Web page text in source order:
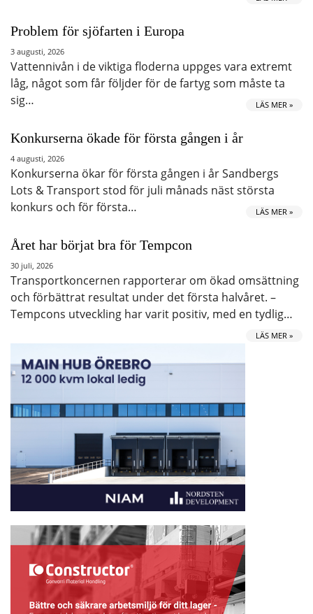
Problem för sjöfarten i Europa
3 augusti, 2026
Vattennivån i de viktiga floderna uppges vara extremt
låg, något som får följder för de fartyg som måste ta
sig…
LÄS MER »
Konkurserna ökade för första gången i år
4 augusti, 2026
Konkurserna ökar för första gången i år Sandbergs
Lots & Transport stod för juli månads näst största
konkurs och för första…
LÄS MER »
Året har börjat bra för Tempcon
30 juli, 2026
Transportkoncernen rapporterar om ökad omsättning
och förbättrat resultat under det första halvåret. –
Tempcons utveckling har varit positiv, med en tydlig…
LÄS MER »